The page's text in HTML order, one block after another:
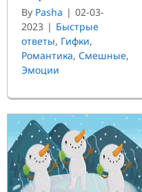
By Pasha | 02-03-
2023 | Быстрые
ответы, Гифки,
Романтика, Смешные,
Эмоции